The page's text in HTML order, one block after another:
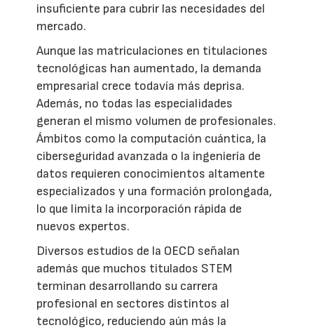
insuficiente para cubrir las necesidades del
mercado.
Aunque las matriculaciones en titulaciones
tecnológicas han aumentado, la demanda
empresarial crece todavía más deprisa.
Además, no todas las especialidades
generan el mismo volumen de profesionales.
Ámbitos como la computación cuántica, la
ciberseguridad avanzada o la ingeniería de
datos requieren conocimientos altamente
especializados y una formación prolongada,
lo que limita la incorporación rápida de
nuevos expertos.
Diversos estudios de la OECD señalan
además que muchos titulados STEM
terminan desarrollando su carrera
profesional en sectores distintos al
tecnológico, reduciendo aún más la